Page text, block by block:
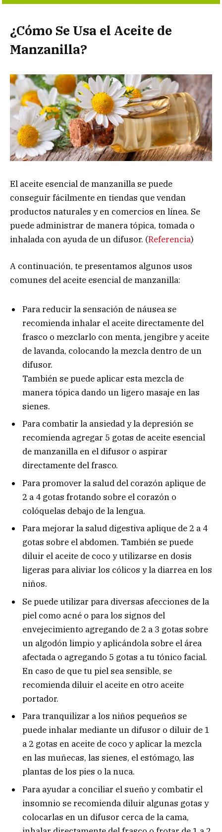
¿Cómo Se Usa el Aceite de
Manzanilla?
El aceite esencial de manzanilla se puede
conseguir fácilmente en tiendas que vendan
productos naturales y en comercios en línea. Se
puede administrar de manera tópica, tomada o
inhalada con ayuda de un difusor. (Referencia)
A continuación, te presentamos algunos usos
comunes del aceite esencial de manzanilla:
Para reducir la sensación de náusea se
recomienda inhalar el aceite directamente del
frasco o mezclarlo con menta, jengibre y aceite
de lavanda, colocando la mezcla dentro de un
difusor.
También se puede aplicar esta mezcla de
manera tópica dando un ligero masaje en las
sienes.
Para combatir la ansiedad y la depresión se
recomienda agregar 5 gotas de aceite esencial
de manzanilla en el difusor o aspirar
directamente del frasco.
Para promover la salud del corazón aplique de
2 a 4 gotas frotando sobre el corazón o
colóquelas debajo de la lengua.
Para mejorar la salud digestiva aplique de 2 a 4
gotas sobre el abdomen. También se puede
diluir el aceite de coco y utilizarse en dosis
ligeras para aliviar los cólicos y la diarrea en los
niños.
Se puede utilizar para diversas afecciones de la
piel como acné o para los signos del
envejecimiento agregando de 2 a 3 gotas sobre
un algodón limpio y aplicándola sobre el área
afectada o agregando 5 gotas a tu tónico facial.
En caso de que tu piel sea sensible, se
recomienda diluir el aceite en otro aceite
portador.
Para tranquilizar a los niños pequeños se
puede inhalar mediante un difusor o diluir de 1
a 2 gotas en aceite de coco y aplicar la mezcla
en las muñecas, las sienes, el estómago, las
plantas de los pies o la nuca.
Para ayudar a conciliar el sueño y combatir el
insomnio se recomienda diluir algunas gotas y
colocarlas en un difusor cerca de la cama,